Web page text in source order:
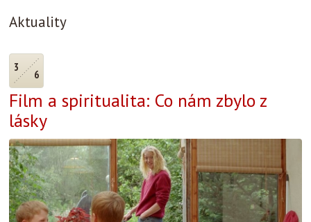
Aktuality
3
6
Film a spiritualita: Co nám zbylo z
lásky